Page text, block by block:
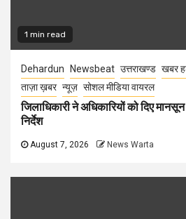
1 min read
Dehardun Newsbeat उत्तराखण्ड खबर
ताज़ा ख़बर न्यूज़ सोशल मीडिया वायरल
जिलाधिकारी ने अधिकारियों को दिए
निर्देश
August 7, 2026 News Warta